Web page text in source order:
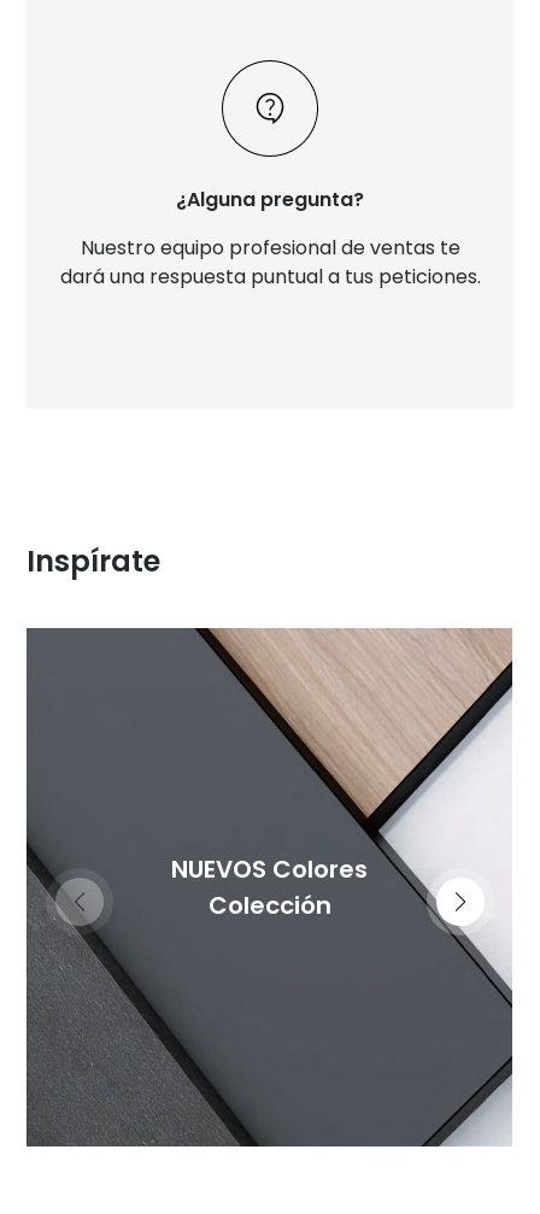
¿Alguna pregunta?
Nuestro equipo profesional de ventas te
dará una respuesta puntual a tus peticiones.
Inspírate
NUEVOS Colores
Colección